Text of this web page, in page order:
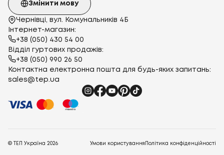
Чернівці, вул. Комунальників 4Б
Інтернет-магазин:
+38 (050) 430 54 00
Відділ гуртових продажів:
+38 (050) 990 26 50
Контактна електронна пошта для будь-яких запитань:
sales@tep.ua
Змінити мову
© ТЕП Україна 2026 Умови користування Політика конфіденційності